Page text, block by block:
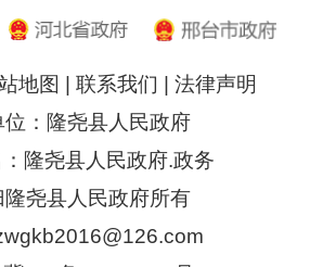
地图 联系我们
法律声明
位：隆尧县人民政府
隆尧县人民政府.政务
隆尧县人民政府所有